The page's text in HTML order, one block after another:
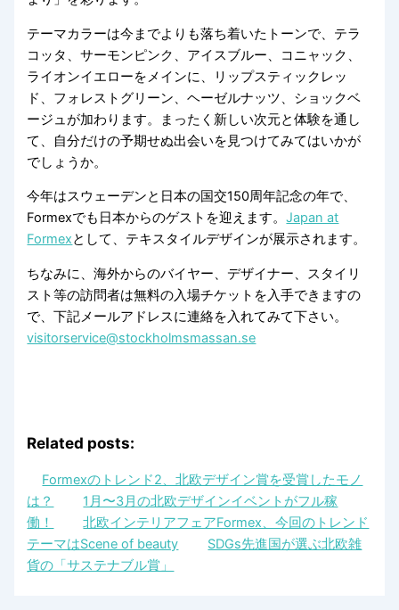
テーマカラーは今までよりも落ち着いたトーンで、テラ
コッタ、サーモンピンク、アイスブルー、コニャック、
ライオンイエローをメインに、リップスティックレッ
ド、フォレストグリーン、ヘーゼルナッツ、ショックベ
ージュが加わります。まったく新しい次元と体験を通し
て、自分だけの予期せぬ出会いを見つけてみてはいかが
でしょうか。
今年はスウェーデンと日本の国交150周年記念の年で、
Formexでも日本からのゲストを迎えます。Japan at
Formexとして、テキスタイルデザインが展示されます。
ちなみに、海外からのバイヤー、デザイナー、スタイリ
スト等の訪問者は無料の入場チケットを入手できますの
で、下記メールアドレスに連絡を入れてみて下さい。
visitorservice@stockholmsmassan.se
Related posts:
Formexのトレンド2、北欧デザイン賞を受賞したモノ
は？
1月〜3月の北欧デザインイベントがフル稼
働！
北欧インテリアフェアFormex、今回のトレンド
テーマはScene of beauty
SDGs先進国が選ぶ北欧雑
貨の「サステナブル賞」